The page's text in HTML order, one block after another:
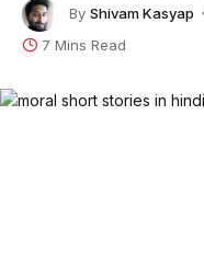
By Shivam Kasyap
7 Mins Read